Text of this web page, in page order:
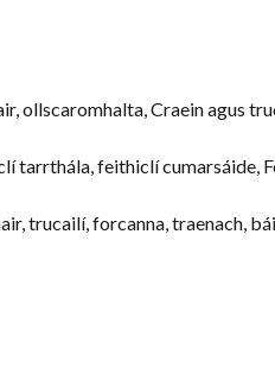
ollscaromhalta, Craein agus
tarrthála, feithiclí cumarsáide,
trucailí, forcanna, traenach,